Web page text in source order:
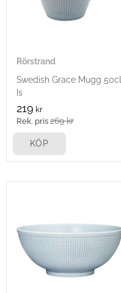
Rörstrand
Swedish Grace Mugg 50cl
Is
219 kr
269kr
KÖP